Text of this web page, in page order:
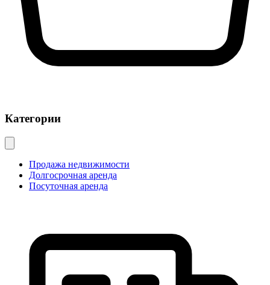
Категории
Продажа недвижимости
Долгосрочная аренда
Посуточная аренда